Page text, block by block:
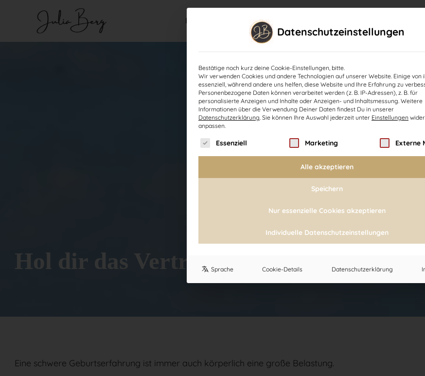
Buch Nach Geburtstrauma
Hol dir das Vertrauen in deinen
Eine schwere Geburtserfahrung ist immer auch körperlich eine große Belastung.
Datenschutzeinstellungen
Bestätige noch kurz deine Cookie-Einstellungen, bitte.
Wir verwenden Cookies und andere Technologien auf unserer Website. Einige von
essenziell, während andere uns helfen, diese Website und Ihre Erfahrung zu
Personenbezogene Daten können verarbeitet werden (z. B. IP-Adressen), z. B. für
personalisierte Anzeigen und Inhalte oder Anzeigen- und Inhaltsmessung. Weitere
Informationen über die Verwendung Deiner Daten findest Du in unserer
Datenschutzerklärung. Sie können Ihre Auswahl jederzeit unter Einstellungen
anpassen.
Es folgt eine Liste der Service-Gruppen, für die eine
Essenziell Marketing Externe
Alle akzeptieren
Speichern
Nur essenzielle Cookies akzeptieren
Individuelle Datenschutzeinstellungen
Sprache Cookie-Details Datenschutzerklärung